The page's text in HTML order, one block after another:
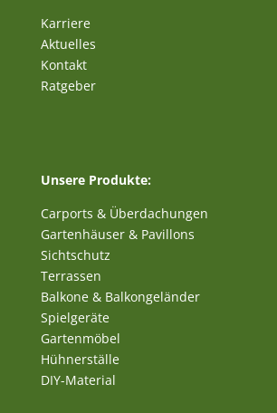
Karriere
Aktuelles
Kontakt
Ratgeber
Unsere Produkte:
Carports & Überdachungen
Gartenhäuser & Pavillons
Sichtschutz
Terrassen
Balkone & Balkongeländer
Spielgeräte
Gartenmöbel
Hühnerställe
DIY-Material